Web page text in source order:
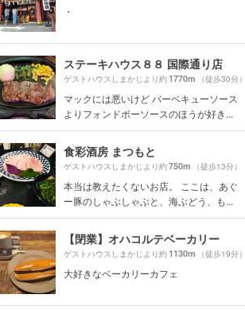
・
ステーキハウス８８ 国際通り店
ゲストハウスしまかじより約1770m （徒歩30分）
マックには悪いけど バーベキューソース
よりフォンドボーソースのほうが好き...
食彩酒房 まつもと
ゲストハウスしまかじより約750m （徒歩13分）
本当は教えたくないお店。 ここは、あぐ
ー豚のしゃぶしゃぶと、海ぶどう、も...
【閉業】オハコルテベーカリー
ゲストハウスしまかじより約1130m （徒歩19分）
大好きなベーカリーカフェ